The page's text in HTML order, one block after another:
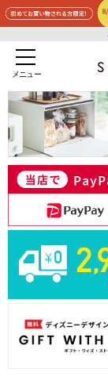
メニュー